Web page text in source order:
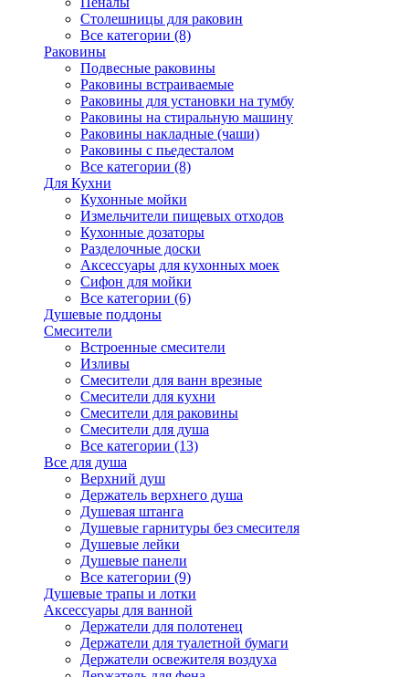
Столешницы для раковин
Все категории (8)
Раковины
Подвесные раковины
Раковины встраиваемые
Раковины для установки на тумбу
Раковины на стиральную машину
Раковины накладные (чаши)
Раковины с пьедесталом
Все категории (8)
Для Кухни
Кухонные мойки
Измельчители пищевых отходов
Кухонные дозаторы
Разделочные доски
Аксессуары для кухонных моек
Сифон для мойки
Все категории (6)
Душевые поддоны
Смесители
Встроенные смесители
Изливы
Смесители для ванн врезные
Смесители для кухни
Смесители для раковины
Смесители для душа
Все категории (13)
Все для душа
Верхний душ
Держатель верхнего душа
Душевая штанга
Душевые гарнитуры без смесителя
Душевые лейки
Душевые панели
Все категории (9)
Душевые трапы и лотки
Аксессуары для ванной
Держатели для полотенец
Держатели для туалетной бумаги
Держатели освежителя воздуха